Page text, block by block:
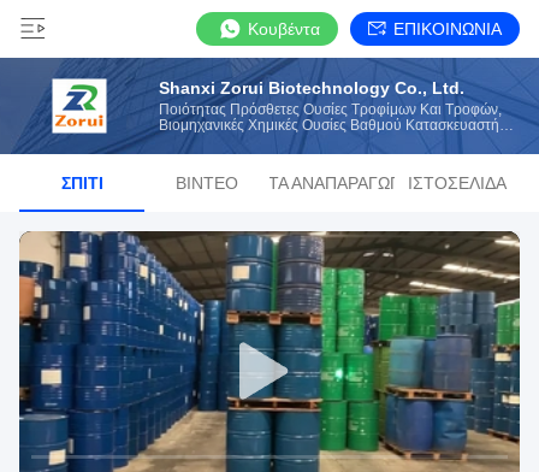
Κουβέντα ΕΠΙΚΟΙΝΩΝΙΑ
Shanxi Zorui Biotechnology Co., Ltd.
Ποιότητας Πρόσθετες Ουσίες Τροφίμων Και Τροφών,
Βιομηχανικές Χημικές Ουσίες Βαθμού Κατασκευαστής
ΣΠΊΤΙ ΒΊΝΤΕΟ ΛΊΣΤΑ ΑΝΑΠΑΡΑΓΩΓΉΣΙΣΤΟΣΕΛΊΔΑ